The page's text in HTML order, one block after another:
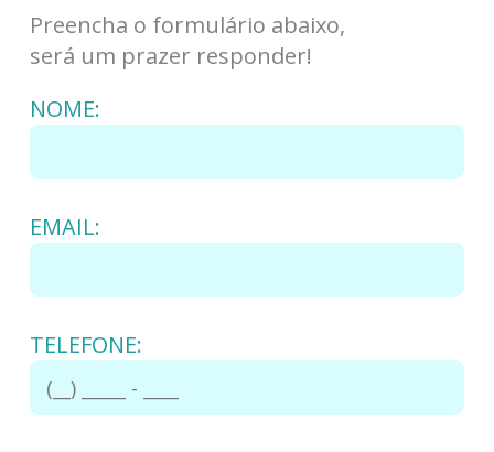
Preencha o formulário abaixo,
será um prazer responder!
NOME:
EMAIL:
TELEFONE: